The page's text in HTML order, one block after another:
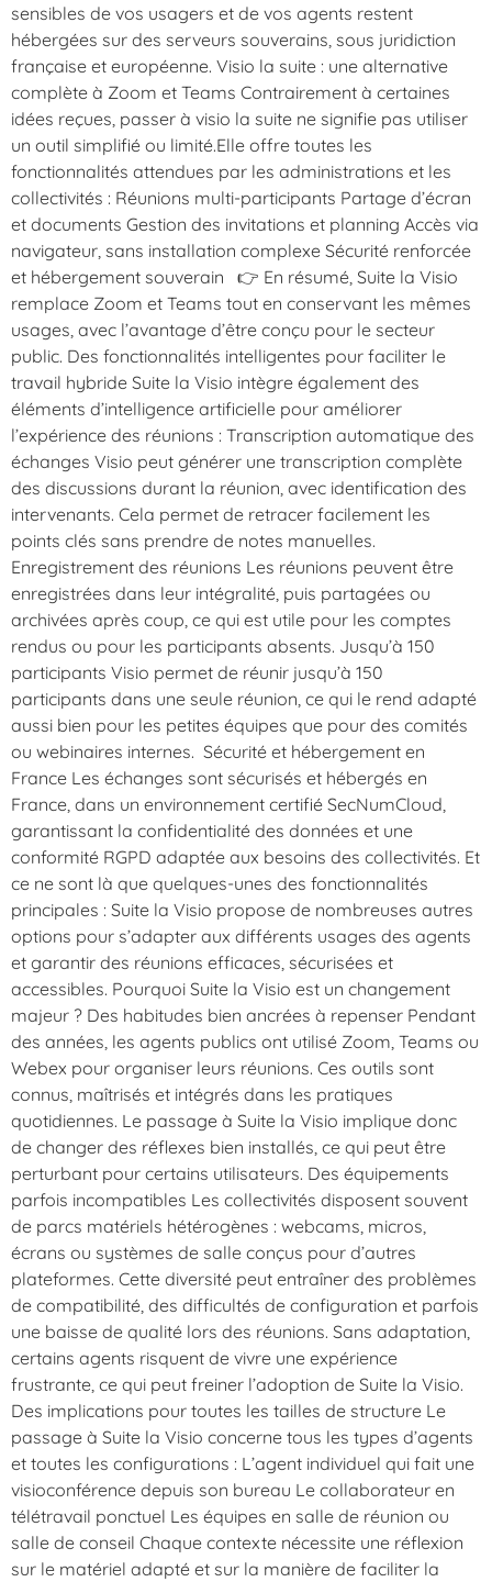
sensibles de vos usagers et de vos agents restent
hébergées sur des serveurs souverains, sous juridiction
française et européenne. Visio la suite : une alternative
complète à Zoom et Teams Contrairement à certaines
idées reçues, passer à visio la suite ne signifie pas utiliser
un outil simplifié ou limité.Elle offre toutes les
fonctionnalités attendues par les administrations et les
collectivités : Réunions multi-participants Partage d’écran
et documents Gestion des invitations et planning Accès via
navigateur, sans installation complexe Sécurité renforcée
et hébergement souverain 👉 En résumé, Suite la Visio
remplace Zoom et Teams tout en conservant les mêmes
usages, avec l’avantage d’être conçu pour le secteur
public. Des fonctionnalités intelligentes pour faciliter le
travail hybride Suite la Visio intègre également des
éléments d’intelligence artificielle pour améliorer
l’expérience des réunions : Transcription automatique des
échanges Visio peut générer une transcription complète
des discussions durant la réunion, avec identification des
intervenants. Cela permet de retracer facilement les
points clés sans prendre de notes manuelles.
Enregistrement des réunions Les réunions peuvent être
enregistrées dans leur intégralité, puis partagées ou
archivées après coup, ce qui est utile pour les comptes
rendus ou pour les participants absents. Jusqu’à 150
participants Visio permet de réunir jusqu’à 150
participants dans une seule réunion, ce qui le rend adapté
aussi bien pour les petites équipes que pour des comités
ou webinaires internes. Sécurité et hébergement en
France Les échanges sont sécurisés et hébergés en
France, dans un environnement certifié SecNumCloud,
garantissant la confidentialité des données et une
conformité RGPD adaptée aux besoins des collectivités. Et
ce ne sont là que quelques-unes des fonctionnalités
principales : Suite la Visio propose de nombreuses autres
options pour s’adapter aux différents usages des agents
et garantir des réunions efficaces, sécurisées et
accessibles. Pourquoi Suite la Visio est un changement
majeur ? Des habitudes bien ancrées à repenser Pendant
des années, les agents publics ont utilisé Zoom, Teams ou
Webex pour organiser leurs réunions. Ces outils sont
connus, maîtrisés et intégrés dans les pratiques
quotidiennes. Le passage à Suite la Visio implique donc
de changer des réflexes bien installés, ce qui peut être
perturbant pour certains utilisateurs. Des équipements
parfois incompatibles Les collectivités disposent souvent
de parcs matériels hétérogènes : webcams, micros,
écrans ou systèmes de salle conçus pour d’autres
plateformes. Cette diversité peut entraîner des problèmes
de compatibilité, des difficultés de configuration et parfois
une baisse de qualité lors des réunions. Sans adaptation,
certains agents risquent de vivre une expérience
frustrante, ce qui peut freiner l’adoption de Suite la Visio.
Des implications pour toutes les tailles de structure Le
passage à Suite la Visio concerne tous les types d’agents
et toutes les configurations : L’agent individuel qui fait une
visioconférence depuis son bureau Le collaborateur en
télétravail ponctuel Les équipes en salle de réunion ou
salle de conseil Chaque contexte nécessite une réflexion
sur le matériel adapté et sur la manière de faciliter la